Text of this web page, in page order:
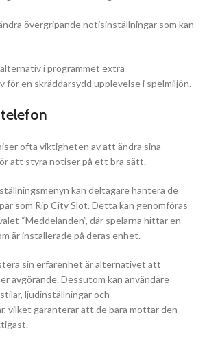
övergripande notisinställningar som kan
i programmet extra
för en skräddarsydd upplevelse i spelmiljön.
ofta viktigheten av att ändra sina
att styra notiser på ett bra sätt.
kan deltagare hantera de
som Rip City Slot. Detta kan genomföras
“Meddelanden”, där spelarna hittar en
är installerade på deras enhet.
sin erfarenhet är alternativet att
avgörande. Dessutom kan användare
ljudinställningar och
vilket garanterar att de bara mottar den